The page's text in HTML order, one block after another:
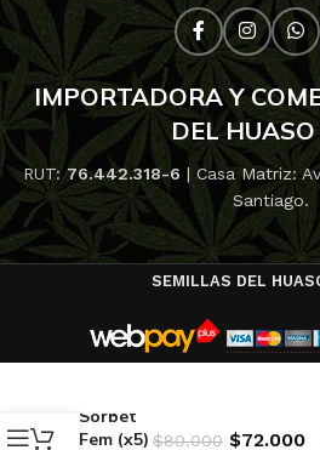
IMPORTADORA Y
DEL
RUT:76.442.318-6 | Casa Matriz:
Santiago.
SEMILLAS DEL
Sorbet
Fem (x5) $80.000 $72.000